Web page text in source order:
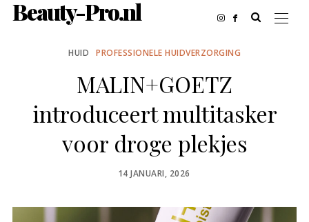
Beauty-Pro.nl
HUID PROFESSIONELE HUIDVERZORGING
MALIN+GOETZ
introduceert multitasker
voor droge plekjes
POSTED
14 JANUARI, 2026